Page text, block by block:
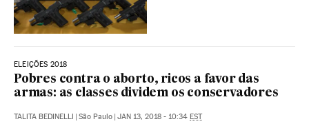
ELEIÇÕES 2018
Pobres contra o aborto, ricos a favor das
armas: as classes dividem os conservadores
TALITA BEDINELLI | São Paulo | JAN 13, 2018 - 10:34 EST